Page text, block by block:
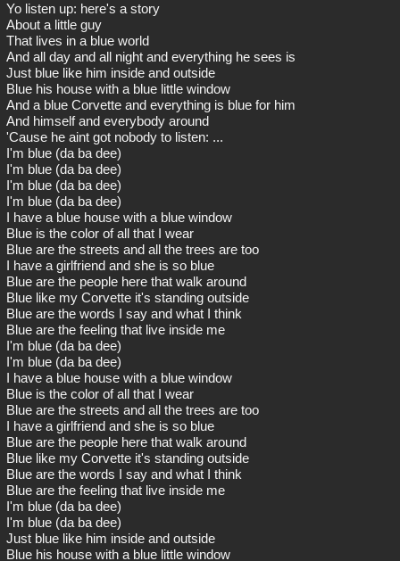
Yo listen up: here's a story
About a little guy
That lives in a blue world
And all day and all night and everything he sees is
Just blue like him inside and outside
Blue his house with a blue little window
And a blue Corvette and everything is blue for him
And himself and everybody around
'Cause he aint got nobody to listen: ...
I'm blue (da ba dee)
I'm blue (da ba dee)
I'm blue (da ba dee)
I'm blue (da ba dee)
I have a blue house with a blue window
Blue is the color of all that I wear
Blue are the streets and all the trees are too
I have a girlfriend and she is so blue
Blue are the people here that walk around
Blue like my Corvette it's standing outside
Blue are the words I say and what I think
Blue are the feeling that live inside me
I'm blue (da ba dee)
I'm blue (da ba dee)
I have a blue house with a blue window
Blue is the color of all that I wear
Blue are the streets and all the trees are too
I have a girlfriend and she is so blue
Blue are the people here that walk around
Blue like my Corvette it's standing outside
Blue are the words I say and what I think
Blue are the feeling that live inside me
I'm blue (da ba dee)
I'm blue (da ba dee)
Just blue like him inside and outside
Blue his house with a blue little window